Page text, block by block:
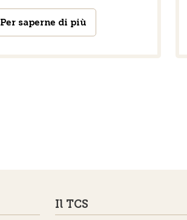
Per saperne di più
Il TCS